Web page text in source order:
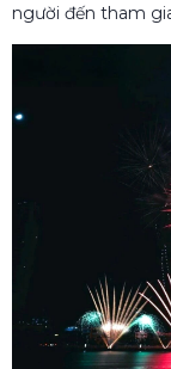
người đến tham